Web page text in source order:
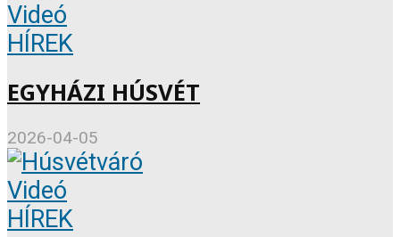
Videó
HÍREK
EGYHÁZI HÚSVÉT
2026-04-05
Videó
HÍREK